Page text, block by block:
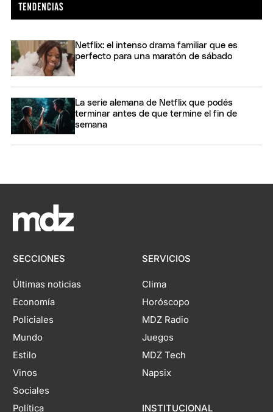
Netflix: el intenso drama familiar que es
perfecto para una maratón de sábado
La serie alemana de Netflix que podés
terminar antes de que termine el fin de
semana
SECCIONES
Últimas noticias
Economía
Policiales
Mundo
Estilo
Vinos
Sociales
Política
SERVICIOS
Clima
Horóscopo
MDZ Radio
Juegos
MDZ Tech
Napsix
INSTITUCIONAL